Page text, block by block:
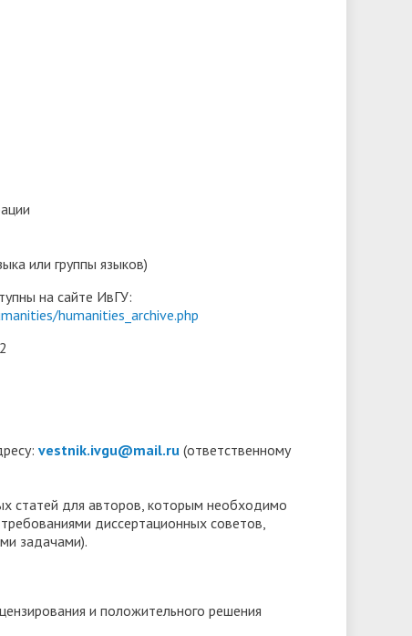
или группы языков)
на сайте ИвГУ:
humanities_archive.php
vestnik.ivgu@mail.ru (ответственному
статей для авторов, которым необходимо
диссертационных советов,
задачами).
и положительного решения